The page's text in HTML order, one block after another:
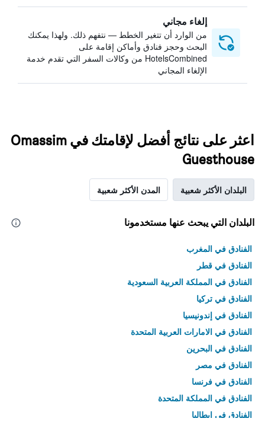
إلغاء مجاني
من الوارد أن تتغير الخطط — نتفهم ذلك. ولهذا يمكنك
البحث وحجز فنادق وأماكن إقامة على
HotelsCombined من وكالات السفر التي تقدم خدمة
الإلغاء المجاني
اعثر على نتائج أفضل لإقامتك في Omassim
Guesthouse
البلدان الأكثر شعبية المدن الأكثر شعبية
البلدان التي يبحث عنها مستخدمونا
الفنادق في المغرب
الفنادق في قطر
الفنادق في المملكة العربية السعودية
الفنادق في تركيا
الفنادق في إندونيسيا
الفنادق في الامارات العربية المتحدة
الفنادق في البحرين
الفنادق في مصر
الفنادق في فرنسا
الفنادق في المملكة المتحدة
الفنادق في إيطاليا